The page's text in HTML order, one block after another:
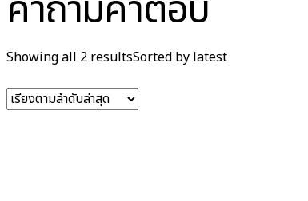
Showing all 2 resultsSorted by latest